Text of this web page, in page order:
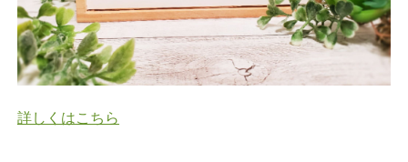
詳しくはこちら